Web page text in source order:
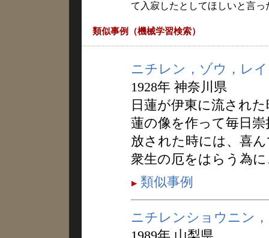
て入寂したとしてほしいと言っ
類似事例（機械学習検索）
ニチレン，ゾウ，レイ
1928年 神奈川県
日蓮が伊東に流され
蓮の像を作って毎日
放された時には、喜
衆生の厄をはらう為
類似事例
ニチレンショウニン